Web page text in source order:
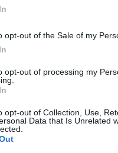
opt-out of the Sale of my
opt-out of processing my
opt-out of Collection, Use,
Data that Is Unrelated
Drugog
je na sudu
odjeću nosi
neke sitnice.
Bliskom istoku i